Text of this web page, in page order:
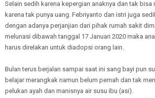
Selain sedih karena kepergian anaknya dan tak bisa
karena tak punya uang. Febriyanto dan istri juga
dengan adanya perjanjian dari pihak rumah sakit
melunasi dibawah tanggal 17 Januari 2020 maka
harus direlakan untuk diadopsi orang lain.
Bulan terus berjalan sampai saat ini sang bayi pun
belajar merangkak namun belum pernah dan tak
pelukan ayah dan manisnya air susu ibu (asi).